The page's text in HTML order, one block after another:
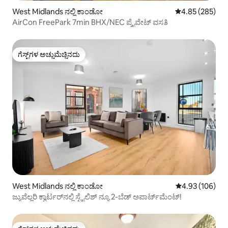
West Midlands ನಲ್ಲಿ ಕಾಂಡೋ 5 ರಲ್ಲಿ 4.85
4.85 (285)
AirCon FreePark 7min BHX/NEC ಪ್ರೈವೇಟ್ ವಸತಿ
ಗೆಸ್ಟ್‌ಗಳ ಅಚ್ಚುಮೆಚ್ಚಿನದು
ಗೆಸ್ಟ್‌ಗಳ ಅಚ್ಚುಮೆಚ್ಚಿನದು
West Midlands ನಲ್ಲಿ ಕಾಂಡೋ 5 ರಲ್ಲಿ 4.93
4.93 (106)
ಜ್ಯುವೆಲ್ಲರಿ ಕ್ವಾರ್ಟರ್‌ನಲ್ಲಿ ಸ್ಟೈಲಿಶ್ ನ್ಯೂ 2-ಬೆಡ್ ಅಪಾರ್ಟ್‌ಮೆಂಟ್!